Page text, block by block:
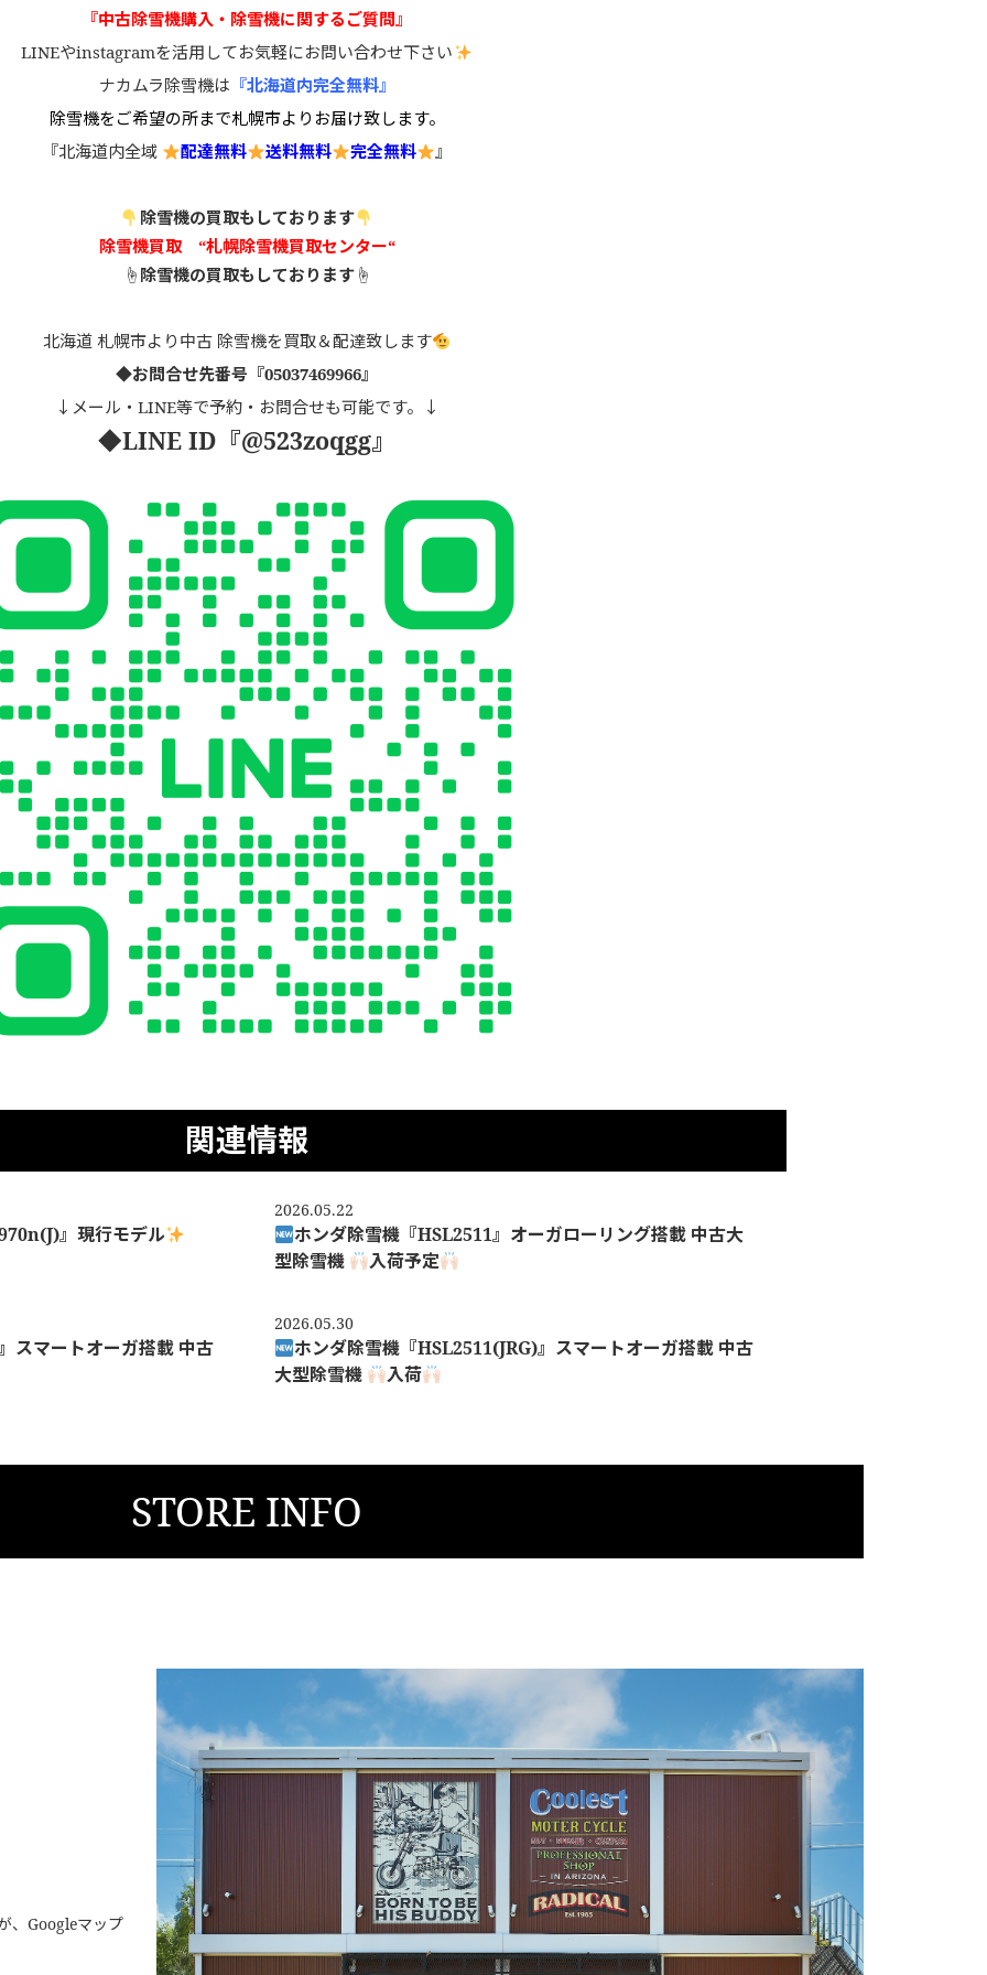
『中古除雪機購入・除雪機に関するご質問』
LINEやinstagramを活用してお気軽にお問い合わせ下さい
ナカムラ除雪機は 『北海道内完全無料』
除雪機をご希望の所まで札幌市よりお届け致します。
『北海道内全域
配達無料 送料無料 完全無料 』
除雪機の買取もしております
除雪機買取 “札幌除雪機買取センター“
☝️除雪機の買取もしております☝️
北海道 札幌市より中古 除雪機を買取＆配達致します
◆お問合せ先番号『05037469966』
↓メール・LINE等で予約・お問合せも可能です。↓
◆LINE ID 『@523zoqgg』
関連情報
』現行モデル
2026.05.22
ホンダ除雪機『HSL2511』オーガローリング搭載 中古大
型除雪機
入荷予定
スマートオーガ搭載 中古
2026.05.30
ホンダ除雪機『HSL2511(JRG)』スマートオーガ搭載 中古
大型除雪機
入荷
STORE INFO
、Googleマップ